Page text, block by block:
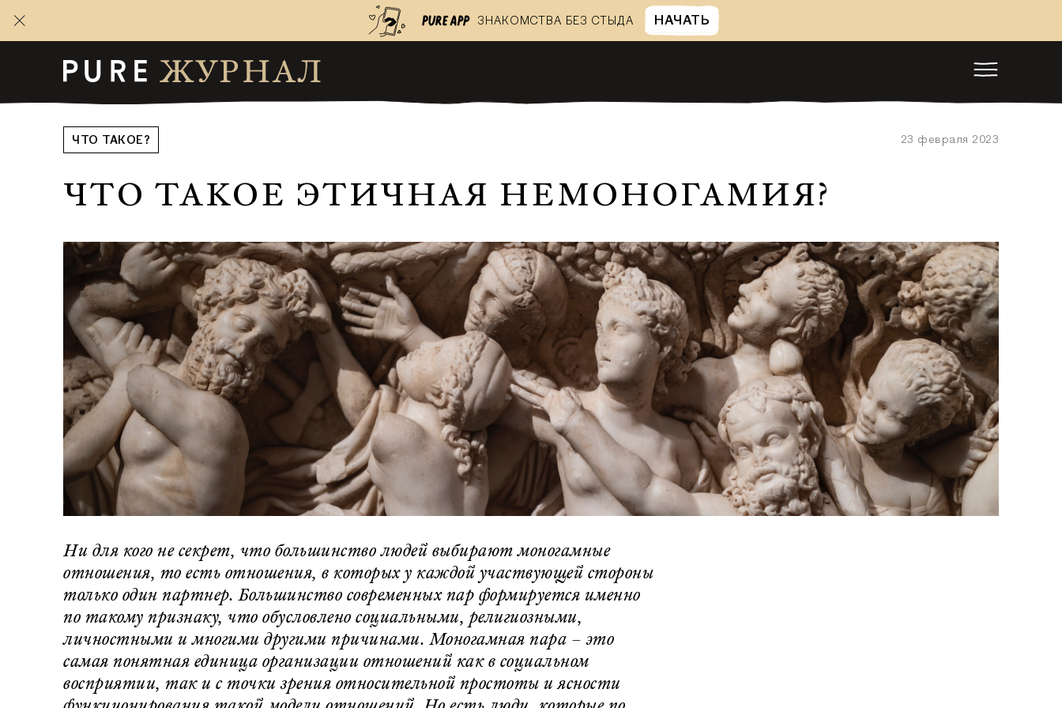
ЗНАКОМСТВА БЕЗ СТЫДА НАЧАТЬ
ЧТО ТАКОЕ? 23 февраля 2023
ЧТО ТАКОЕ ЭТИЧНАЯ НЕМОНОГАМИЯ?
Ни для кого не секрет, что большинство людей выбирают моногамные
отношения, то есть отношения, в которых у каждой участвующей стороны
только один партнер. Большинство современных пар формируется именно
по такому признаку, что обусловлено социальными, религиозными,
личностными и многими другими причинами. Моногамная пара – это
самая понятная единица организации отношений как в социальном
восприятии, так и с точки зрения относительной простоты и ясности